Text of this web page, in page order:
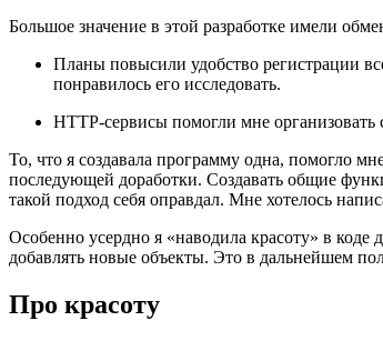
Большое значение в этой разработке имели
Планы повысили удобство регистрации
понравилось его исследовать.
HTTP-сервисы помогли мне
То, что я создавала программу одна, помогло
последующей доработки. Создавать общие
такой подход себя оправдал. Мне хотелось
Особенно усердно я «наводила красоту» в
добавлять новые объекты. Это в дальнейшем
Про красоту